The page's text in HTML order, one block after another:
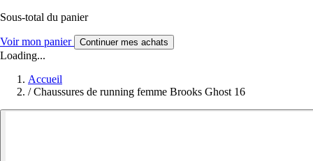
Sous-total du panier
Voir mon panier Continuer mes achats
Loading...
Accueil
/ Chaussures de running femme Brooks Ghost 16